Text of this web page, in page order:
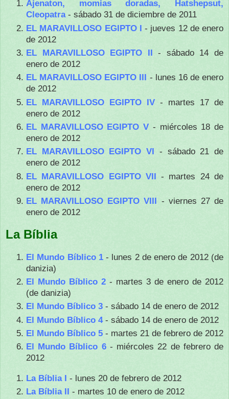
Ajenaton, momias doradas, Hatshepsut,
Cleopatra- sábado 31 de diciembre de 2011
EL MARAVILLOSO EGIPTO I - jueves 12 de enero
de 2012
EL MARAVILLOSO EGIPTO II - sábado 14 de
enero de 2012
EL MARAVILLOSO EGIPTO III - lunes 16 de enero
de 2012
EL MARAVILLOSO EGIPTO IV - martes 17 de
enero de 2012
EL MARAVILLOSO EGIPTO V - miércoles 18 de
enero de 2012
EL MARAVILLOSO EGIPTO VI - sábado 21 de
enero de 2012
EL MARAVILLOSO EGIPTO VII - martes 24 de
enero de 2012
EL MARAVILLOSO EGIPTO VIII - viernes 27 de
enero de 2012
La Bíblia
El Mundo Bíblico 1- lunes 2 de enero de 2012 (de
danizia)
El Mundo Bíblico 2 - martes 3 de enero de 2012
(de danizia)
El Mundo Bíblico 3 - sábado 14 de enero de 2012
El Mundo Bíblico 4- sábado 14 de enero de 2012
El Mundo Bíblico 5 - martes 21 de febrero de 2012
El Mundo Bíblico 6- miércoles 22 de febrero de
2012
La Bíblia I - lunes 20 de febrero de 2012
La Bíblia II - martes 10 de enero de 2012